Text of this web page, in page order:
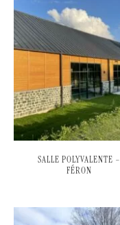
SALLE POLYVALENTE –
FÉRON